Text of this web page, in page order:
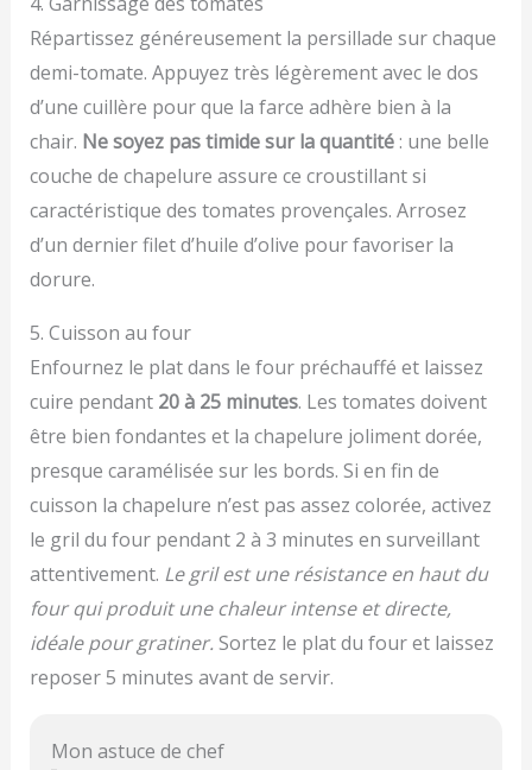
Répartissez généreusement la persillade sur chaque
demi-tomate. Appuyez très légèrement avec le dos
d’une cuillère pour que la farce adhère bien à la
chair. Ne soyez pas timide sur la quantité: une belle
couche de chapelure assure ce croustillant si
caractéristique des tomates provençales. Arrosez
d’un dernier filet d’huile d’olive pour favoriser la
dorure.
5. Cuisson au four
Enfournez le plat dans le four préchauffé et laissez
cuire pendant 20 à 25 minutes. Les tomates doivent
être bien fondantes et la chapelure joliment dorée,
presque caramélisée sur les bords. Si en fin de
cuisson la chapelure n’est pas assez colorée, activez
le gril du four pendant 2 à 3 minutes en surveillant
attentivement. Le gril est une résistance en haut du
four qui produit une chaleur intense et directe,
idéale pour gratiner. Sortez le plat du four et laissez
reposer 5 minutes avant de servir.
Mon astuce de chef